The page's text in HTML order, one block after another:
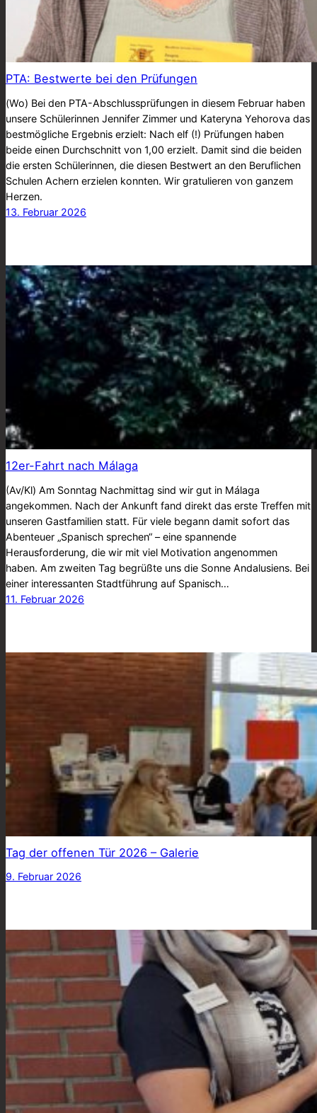
PTA: Bestwerte bei den Prüfungen
(Wo) Bei den PTA-Abschlussprüfungen in diesem Februar haben
unsere Schülerinnen Jennifer Zimmer und Kateryna Yehorova das
bestmögliche Ergebnis erzielt: Nach elf (!) Prüfungen haben
beide einen Durchschnitt von 1,00 erzielt. Damit sind die beiden
die ersten Schülerinnen, die diesen Bestwert an den Beruflichen
Schulen Achern erzielen konnten. Wir gratulieren von ganzem
Herzen.
13. Februar 2026
12er-Fahrt nach Málaga
(Av/Kl) Am Sonntag Nachmittag sind wir gut in Málaga
angekommen. Nach der Ankunft fand direkt das erste Treffen mit
unseren Gastfamilien statt. Für viele begann damit sofort das
Abenteuer „Spanisch sprechen“ – eine spannende
Herausforderung, die wir mit viel Motivation angenommen
haben. Am zweiten Tag begrüßte uns die Sonne Andalusiens. Bei
einer interessanten Stadtführung auf Spanisch…
11. Februar 2026
Tag der offenen Tür 2026 – Galerie
9. Februar 2026